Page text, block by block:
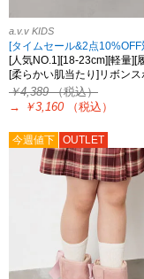
a.v.v KIDS
[人気NO.1][18-23cm][軽量][
[柔らかい肌当たり]リボンス
￥4,389（税込）
→
￥3,160 （税込）
今週値下 OUTLET